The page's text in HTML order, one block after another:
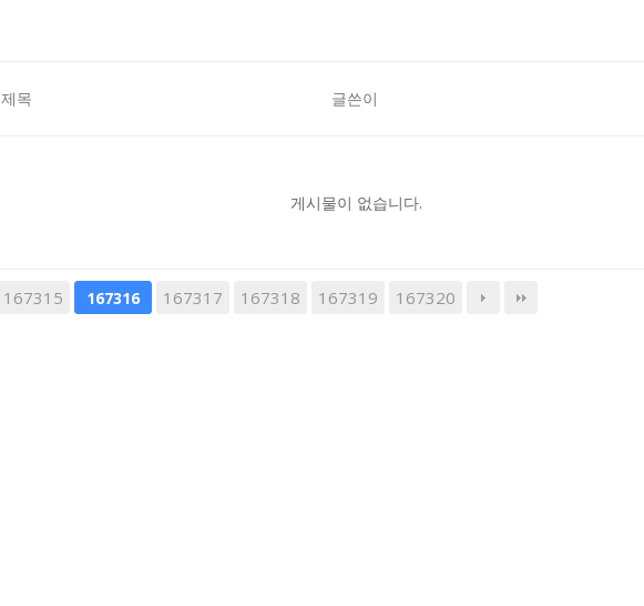
제목 글쓴이
게시물이 없습니다.
167315 167316 167317 167318 167319 167320